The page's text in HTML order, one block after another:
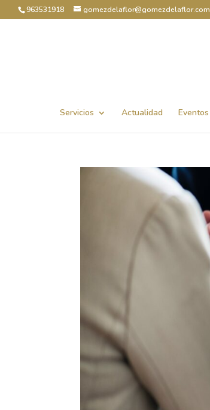
963531918 gomezdelaflor@gomezdelaflor.com
Servicios Actualidad Eventos